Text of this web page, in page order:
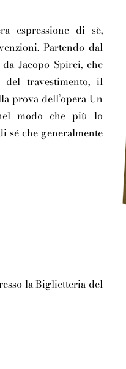
espressione di sè,
Partendo dal
Jacopo Spirei, che
travestimento, il
prova dell’opera Un
modo che più lo
sé che generalmente
la Biglietteria del